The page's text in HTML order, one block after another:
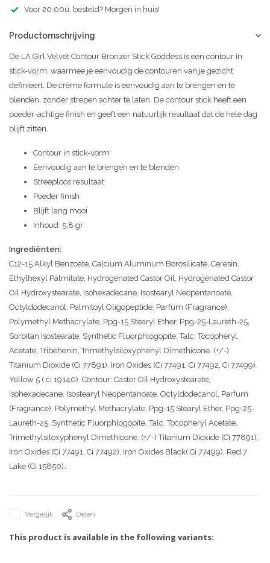
Voor 20:00u. besteld? Morgen in huis!
Productomschrijving
De LA Girl Velvet Contour Bronzer Stick Goddess is een contour in
stick-vorm, waarmee je eenvoudig de contouren van je gezicht
definieert. De crème formule is eenvoudig aan te brengen en te
blenden, zonder strepen achter te laten. De contour stick heeft een
poeder-achtige finish en geeft een natuurlijk resultaat dat de hele dag
blijft zitten.
Contour in stick-vorm
Eenvoudig aan te brengen en te blenden
Streeploos resultaat
Poeder finish
Blijft lang mooi
Inhoud: 5,8 gr.
Ingrediënten:
C12-15 Alkyl Benzoate, Calcium Aluminum Borosilicate, Ceresin,
Ethylhexyl Palmitate, Hydrogenated Castor Oil, Hydrogenated Castor
Oil Hydroxystearate, Isohexadecane, Isostearyl Neopentanoate,
Octyldodecanol, Palmitoyl Oligopeptide, Parfum (Fragrance),
Polymethyl Methacrylate, Ppg-15 Stearyl Ether, Ppg-25-Laureth-25,
Sorbitan Isostearate, Synthetic Fluorphlogopite, Talc, Tocopheryl
Acetate, Tribehenin, Trimethylsiloxyphenyl Dimethicone. (+/-)
Titanium Dioxide (Ci 77891), Iron Oxides (Ci 77491, Ci 77492, Ci 77499).
Yellow 5 ( ci 19140). Contour: Castor Oil Hydroxystearate,
Isohexadecane, Isostearyl Neopentanoate, Octyldodecanol, Parfum
(Fragrance), Polymethyl Methacrylate, Ppg-15 Stearyl Ether, Ppg-25-
Laureth-25, Synthetic Fluorphlogopite, Talc, Tocopheryl Acetate,
Trimethylsiloxyphenyl Dimethicone. (+/-) Titanium Dioxide (Ci 77891),
Iron Oxides (Ci 77491, Ci 77492), Iron Oxides Black( Ci 77499), Red 7
Lake (Ci 15850)..
Vergelijk Delen
This product is available in the following variants: